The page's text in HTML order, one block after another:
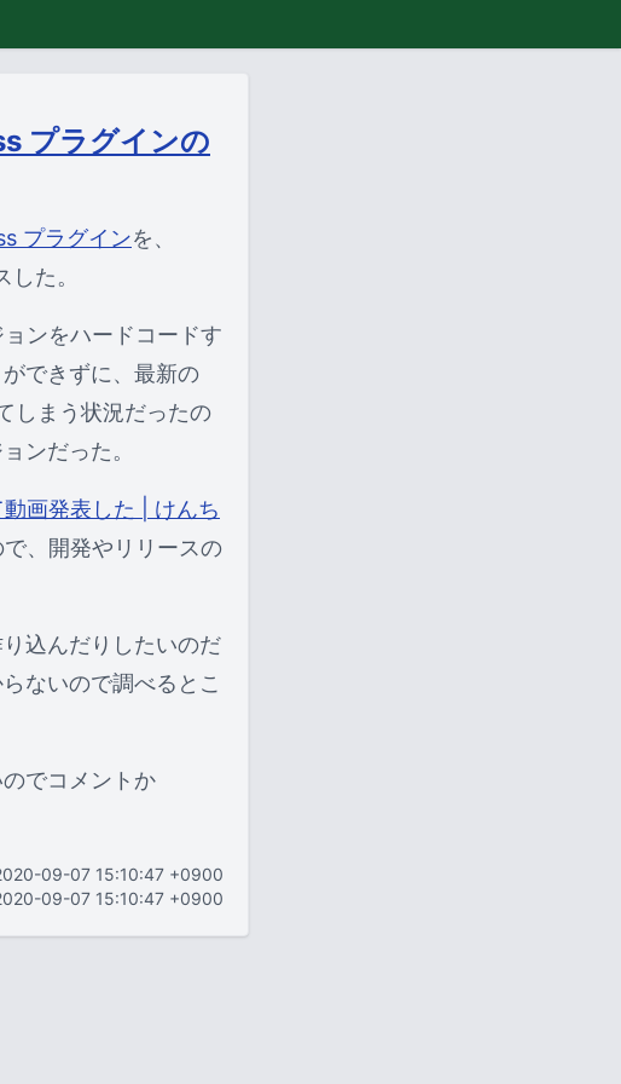
プラグインの
プラグインを、
た。
ンをハードコードす
できずに、最新の
しまう状況だったの
ンだった。
画発表した | けんち
、開発やリリースの
込んだりしたいのだ
ないので調べるとこ
でコメントか
09-07 15:10:47 +0900
09-07 15:10:47 +0900